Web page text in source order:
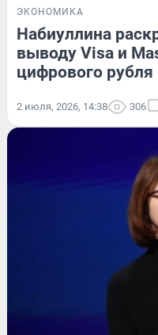
ЭКОНОМИКА
Набиуллина
выводу Visa и
цифрового рубля
2 июля, 2026, 14:38 306